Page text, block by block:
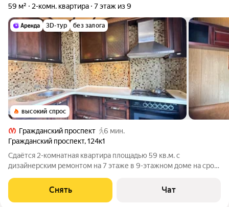
59 м² 2-комн. квартира 7 этаж из 9
3D-тур без залога
высокий спрос
Гражданский проспект
6 мин.
Гражданский проспект,124к1
Сдаётся 2-комнатная квартира площадью 59 кв.м. с
дизайнерским ремонтом на 7 этаже в 9-этажном доме на срок
Стиральная машина Холодильник Посудомоечная машина
Микроволновка Дом - панельный,
Снять Чат